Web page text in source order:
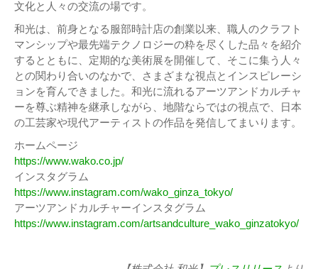
文化と人々の交流の場です。
和光は、前身となる服部時計店の創業以来、職人のクラフト
マンシップや最先端テクノロジーの粋を尽くした品々を紹介
するとともに、定期的な美術展を開催して、そこに集う人々
との関わり合いのなかで、さまざまな視点とインスピレーシ
ョンを育んできました。和光に流れるアーツアンドカルチャ
ーを尊ぶ精神を継承しながら、地階ならではの視点で、日本
の工芸家や現代アーティストの作品を発信してまいります。
ホームページ
https://www.wako.co.jp/
インスタグラム
https://www.instagram.com/wako_ginza_tokyo/
アーツアンドカルチャーインスタグラム
https://www.instagram.com/artsandculture_wako_ginzatokyo/